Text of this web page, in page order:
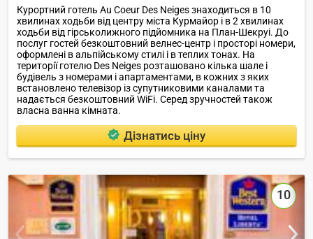
Курортний готель Au Coeur Des Neiges знаходиться в 10
хвилинах ходьби від центру міста Курмайор і в 2 хвилинах
ходьби від гірськолижного підйомника на План-Шекруі. До
послуг гостей безкоштовний велнес-центр і просторі номери,
оформлені в альпійському стилі і в теплих тонах. На
території готелю Des Neiges розташовано кілька шале і
будівель з номерами і апартаментами, в кожних з яких
встановлено телевізор із супутниковими каналами та
надається безкоштовний WiFi. Серед зручностей також
власна ванна кімната.
Дізнатись ціну
10